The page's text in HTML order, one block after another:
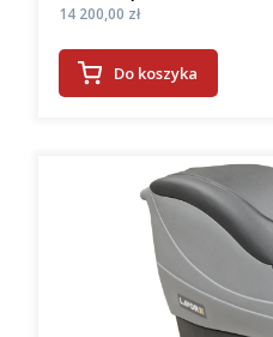
Cena
14 200,00 zł
Do koszyka